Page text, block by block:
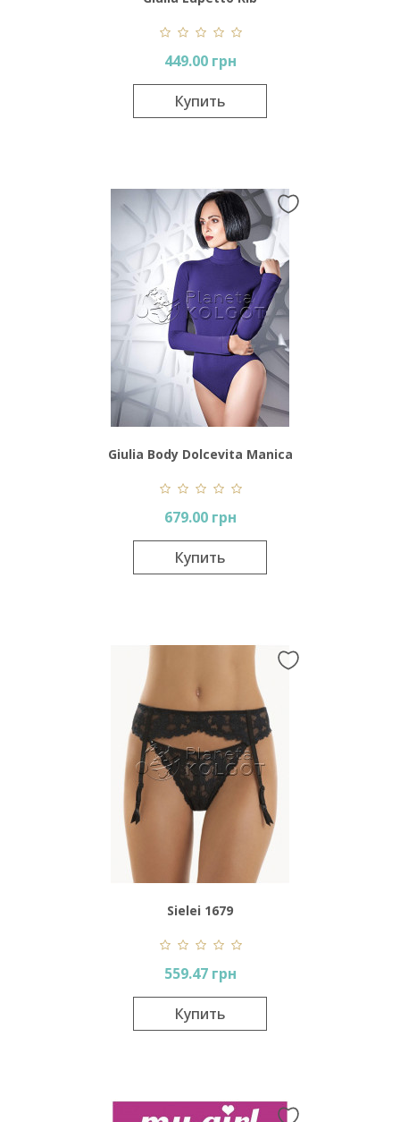
449.00 грн
Купить
Giulia Body Dolcevita Manica
Lunga
679.00 грн
Купить
Sielei 1679
559.47 грн
Купить